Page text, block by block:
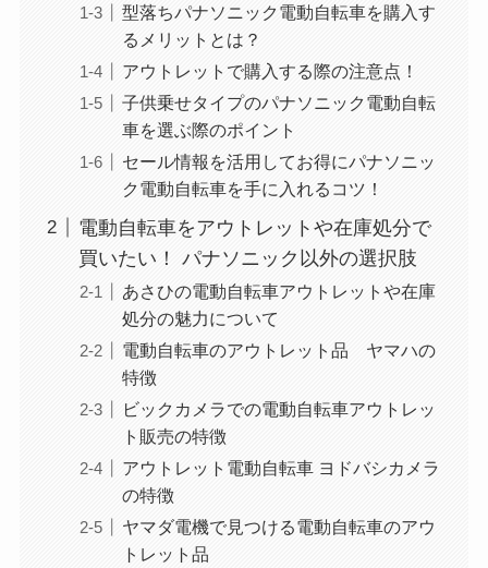
型落ちパナソニック電動自転車を購入す
るメリットとは？
アウトレットで購入する際の注意点！
子供乗せタイプのパナソニック電動自転
車を選ぶ際のポイント
セール情報を活用してお得にパナソニッ
ク電動自転車を手に入れるコツ！
電動自転車をアウトレットや在庫処分で
買いたい！ パナソニック以外の選択肢
あさひの電動自転車アウトレットや在庫
処分の魅力について
電動自転車のアウトレット品 ヤマハの
特徴
ビックカメラでの電動自転車アウトレッ
ト販売の特徴
アウトレット電動自転車 ヨドバシカメラ
の特徴
ヤマダ電機で見つける電動自転車のアウ
トレット品